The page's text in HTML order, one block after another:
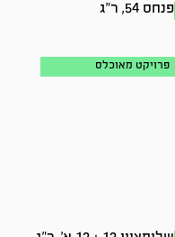
פנחס 54, ר"ג
פרויקט מאוכלס